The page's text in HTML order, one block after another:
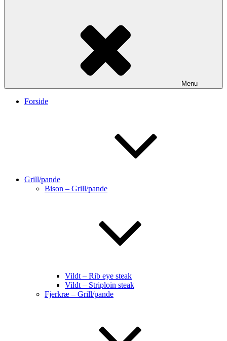
Menu
Forside
Grill/pande
Bison – Grill/pande
Vildt – Rib eye steak
Vildt – Striploin steak
Fjerkræ – Grill/pande